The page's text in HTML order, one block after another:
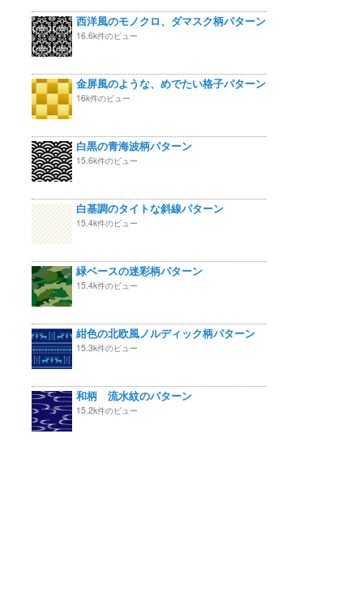
西洋風のモノクロ、ダマスク柄パターン
16.6k件のビュー
金屏風のような、めでたい格子パターン
16k件のビュー
白黒の青海波柄パターン
15.6k件のビュー
白基調のタイトな斜線パターン
15.4k件のビュー
緑ベースの迷彩柄パターン
15.4k件のビュー
紺色の北欧風ノルディック柄パターン
15.3k件のビュー
和柄 流水紋のパターン
15.2k件のビュー